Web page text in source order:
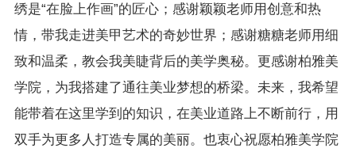
绣是“在脸上作画”的匠心；感谢颖颖老师用创意和热
情，带我走进美甲艺术的奇妙世界；感谢糖糖老师用细
致和温柔，教会我美睫背后的美学奥秘。更感谢柏雅美
学院，为我搭建了通往美业梦想的桥梁。未来，我希望
能带着在这里学到的知识，在美业道路上不断前行，用
双手为更多人打造专属的美丽。也衷心祝愿柏雅美学院